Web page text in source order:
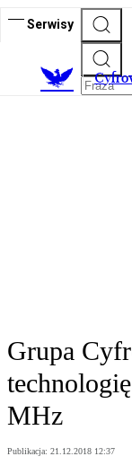
Serwisy
C
Grupa
MHz
Publikacja: 21.12.2018 12:37